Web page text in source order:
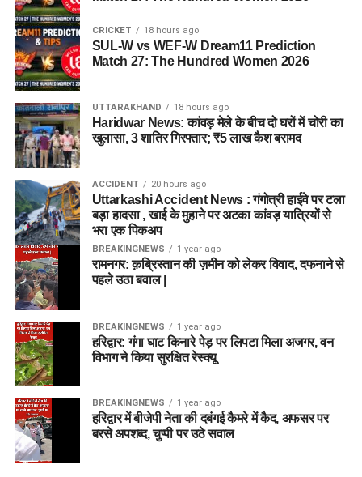
CRICKET 18 hours ago
SUL-W vs WEF-W Dream11 Prediction
Match 27: The Hundred Women 2026
UTTARAKHAND 18 hours ago
Haridwar News: कांवड़ मेले के बीच दो घरों में चोरी का
खुलासा, 3 शातिर गिरफ्तार; ₹5 लाख कैश बरामद
ACCIDENT 20 hours ago
Uttarkashi Accident News : गंगोत्री हाईवे पर टला
बड़ा हादसा , खाई के मुहाने पर अटका कांवड़ यात्रियों से
भरा एक पिकअप
BREAKINGNEWS 1 year ago
रामनगर: क़ब्रिस्तान की ज़मीन को लेकर विवाद, दफनाने से
पहले उठा बवाल |
BREAKINGNEWS 1 year ago
हरिद्वार: गंगा घाट किनारे पेड़ पर लिपटा मिला अजगर, वन
विभाग ने किया सुरक्षित रेस्क्यू
BREAKINGNEWS 1 year ago
हरिद्वार में बीजेपी नेता की दबंगई कैमरे में कैद, अफसर पर
बरसे अपशब्द, चुप्पी पर उठे सवाल